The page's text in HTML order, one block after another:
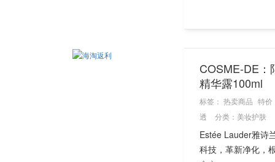
COSME-DE：
精华露100ml
标签： 热卖商品 特价
透
分类： 美妆护肤
Estée Lauder雅诗
科技，革新净化，